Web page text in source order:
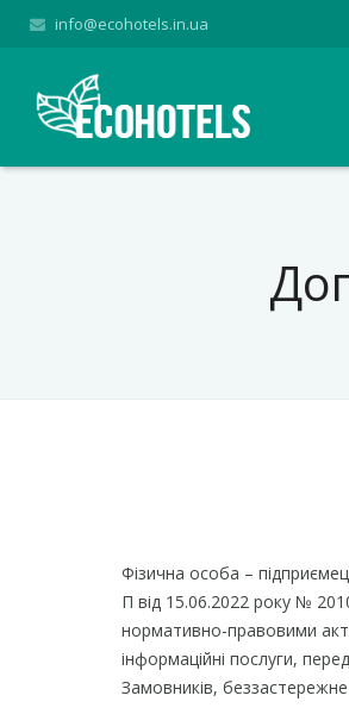
info@ecohotels.in.ua
Фізична особа –
П від 15.06.2022 року №
нормативно-правовими
інформаційні послуги,
Замовників,